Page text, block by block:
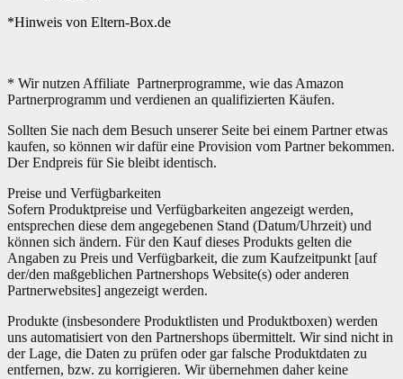
*Hinweis von Eltern-Box.de
* Wir nutzen Affiliate Partnerprogramme, wie das Amazon
Partnerprogramm und verdienen an qualifizierten Käufen.
Sollten Sie nach dem Besuch unserer Seite bei einem Partner etwas
kaufen, so können wir dafür eine Provision vom Partner bekommen.
Der Endpreis für Sie bleibt identisch.
Preise und Verfügbarkeiten
Sofern Produktpreise und Verfügbarkeiten angezeigt werden,
entsprechen diese dem angegebenen Stand (Datum/Uhrzeit) und
können sich ändern. Für den Kauf dieses Produkts gelten die
Angaben zu Preis und Verfügbarkeit, die zum Kaufzeitpunkt [auf
der/den maßgeblichen Partnershops Website(s) oder anderen
Partnerwebsites] angezeigt werden.
Produkte (insbesondere Produktlisten und Produktboxen) werden
uns automatisiert von den Partnershops übermittelt. Wir sind nicht in
der Lage, die Daten zu prüfen oder gar falsche Produktdaten zu
entfernen, bzw. zu korrigieren. Wir übernehmen daher keine